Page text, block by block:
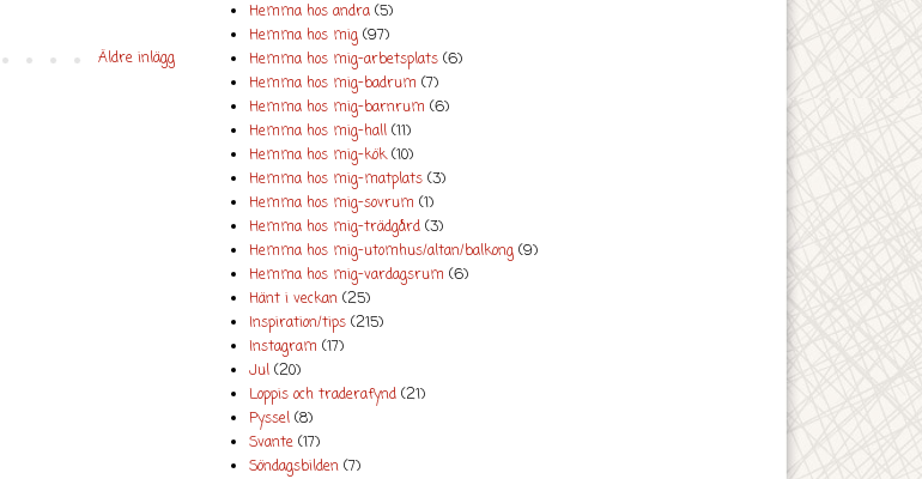
Äldre inlägg
Hemma hos andra (5)
Hemma hos mig (97)
Hemma hos mig-arbetsplats (6)
Hemma hos mig-badrum (7)
Hemma hos mig-barnrum (6)
Hemma hos mig-hall (11)
Hemma hos mig-kök (10)
Hemma hos mig-matplats (3)
Hemma hos mig-sovrum (1)
Hemma hos mig-trädgård (3)
Hemma hos mig-utomhus/altan/balkong (9)
Hemma hos mig-vardagsrum (6)
Hänt i veckan (25)
Inspiration/tips (215)
Instagram (17)
Jul (20)
Loppis och traderafynd (21)
Pyssel (8)
Svante (17)
Söndagsbilden (7)